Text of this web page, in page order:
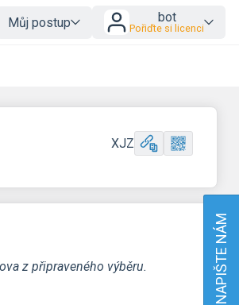
Můj postup bot
Pořiďte si licenci
XJZ
z připraveného výběru. NAPIŠTE NÁM